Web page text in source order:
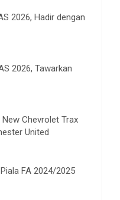
2026, Hadir dengan
2026, Tawarkan
Chevrolet Trax
United
FA 2024/2025